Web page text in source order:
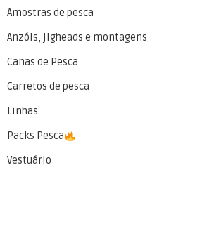
Amostras de pesca
Anzóis, jigheads e montagens
Canas de Pesca
Carretos de pesca
Linhas
Packs Pesca
Vestuário